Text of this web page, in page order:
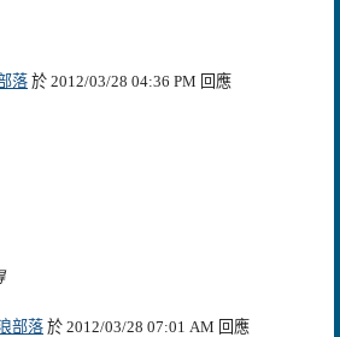
落 於 2012/03/28 04:36 PM 回應
部落 於 2012/03/28 07:01 AM 回應